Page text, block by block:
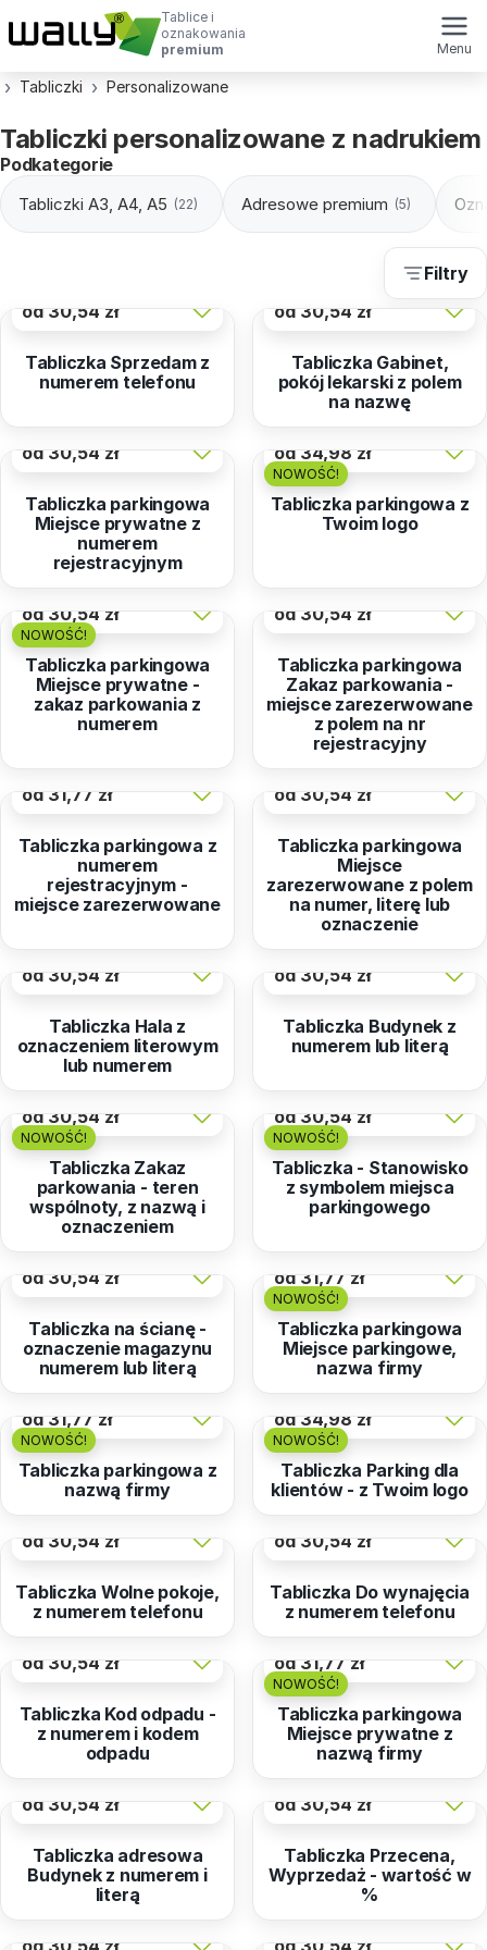
Tablice i
oznakowania
premium
Menu
Tabliczki Personalizowane
Podkategorie
Filtry
Tabliczki A3, A4, A5 (22) Adresowe premium (5)
Tabliczki personalizowane z nadrukiem
od30,54 zł
Tabliczka Sprzedam z
numerem telefonu
od30,54 zł
Tabliczka Gabinet,
pokój lekarski z polem
na nazwę
od30,54 zł
Tabliczka parkingowa
Miejsce prywatne z
numerem
rejestracyjnym
NOWOŚĆ!
od34,98 zł
Tabliczka parkingowa z
Twoim logo
NOWOŚĆ!
od30,54 zł
Tabliczka parkingowa
Miejsce prywatne -
zakaz parkowania z
numerem
od30,54 zł
Tabliczka parkingowa
Zakaz parkowania -
miejsce zarezerwowane
z polem na nr
rejestracyjny
od31,77 zł
Tabliczka parkingowa z
numerem
rejestracyjnym -
miejsce zarezerwowane
od30,54 zł
Tabliczka parkingowa
Miejsce
zarezerwowane z polem
na numer, literę lub
oznaczenie
od30,54 zł
Tabliczka Hala z
oznaczeniem literowym
lub numerem
od30,54 zł
Tabliczka Budynek z
numerem lub literą
NOWOŚĆ!
od30,54 zł
Tabliczka Zakaz
parkowania - teren
wspólnoty, z nazwą i
oznaczeniem
NOWOŚĆ!
od30,54 zł
Tabliczka - Stanowisko
z symbolem miejsca
parkingowego
od30,54 zł
Tabliczka na ścianę -
oznaczenie magazynu
numerem lub literą
NOWOŚĆ!
od31,77 zł
Tabliczka parkingowa
Miejsce parkingowe,
nazwa firmy
NOWOŚĆ!
od31,77 zł
Tabliczka parkingowa z
nazwą firmy
NOWOŚĆ!
od34,98 zł
Tabliczka Parking dla
klientów - z Twoim logo
od30,54 zł
Tabliczka Wolne pokoje,
z numerem telefonu
od30,54 zł
Tabliczka Do wynajęcia
z numerem telefonu
od30,54 zł
Tabliczka Kod odpadu -
z numerem i kodem
odpadu
NOWOŚĆ!
od31,77 zł
Tabliczka parkingowa
Miejsce prywatne z
nazwą firmy
od30,54 zł
Tabliczka adresowa
Budynek z numerem i
literą
od30,54 zł
Tabliczka Przecena,
Wyprzedaż - wartość w
%
od30,54 zł od30,54 zł